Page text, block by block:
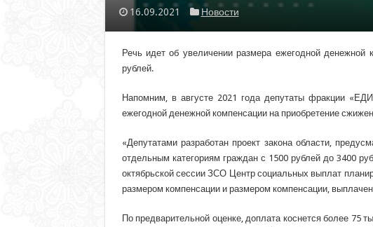
16.09.2021 Новости
Речь идет об увеличении размера ежегодной денежной
рублей.
Напомним, в августе 2021 года депутаты фракции
ежегодной денежной компенсации на приобретение
«Депутатами разработан проект закона области,
отдельным категориям граждан с 1500 рублей до 3400
октябрьской сессии ЗСО Центр социальных выплат
размером компенсации и размером компенсации,
По предварительной оценке, доплата коснется более 75